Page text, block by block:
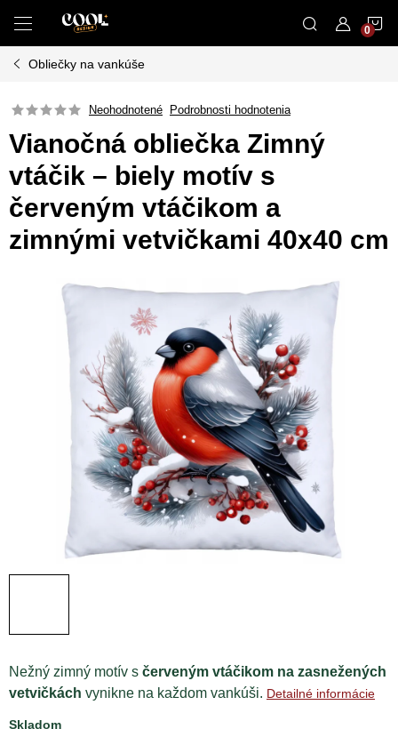
obsah
Obliečky na vankúše
Neohodnotené Podrobnosti hodnotenia
Vianočná obliečka Zimný
vtáčik – biely motív s
červeným vtáčikom a
zimnými vetvičkami 40x40 cm
Nežný zimný motív s červeným vtáčikom na zasnežených
vetvičkách vynikne na každom vankúši. Detailné informácie
Skladom